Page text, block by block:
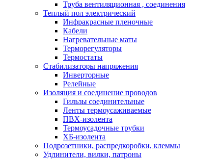
Труба вентиляционная , соединения
Теплый пол электрический
Инфракрасные пленочные
Кабели
Нагревательные маты
Терморегуляторы
Термостаты
Стабилизаторы напряжения
Инверторные
Релейные
Изоляция и соединение проводов
Гильзы соединительные
Ленты термоусаживаемые
ПВХ-изолента
Термоусадочные трубки
ХБ-изолента
Подрозетники, распредкоробки, клеммы
Удлинители, вилки, патроны